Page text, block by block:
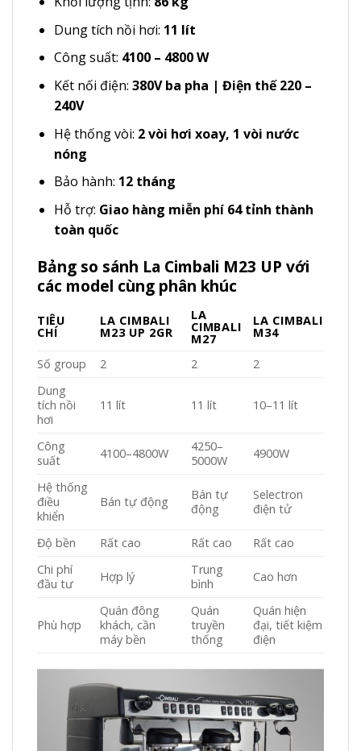
Dung tích nồi hơi: 11 lít
Công suất: 4100 – 4800 W
Kết nối điện: 380V ba pha | Điện thế 220 –
240V
Hệ thống vòi: 2 vòi hơi xoay, 1 vòi nước
nóng
Bảo hành: 12 tháng
Hỗ trợ: Giao hàng miễn phí 64 tỉnh thành
toàn quốc
Bảng so sánh La Cimbali M23 UP với
các model cùng phân khúc
TIÊU
CHÍ
LA CIMBALI
M23 UP 2GR
LA
CIMBALI
M27
LA CIMBALI
M34
Số group 2 2
2
Dung
tích nồi
hơi
11 lít 11 lít 10–11 lít
Công
suất
4100–4800W
4250–
5000W
4900W
Hệ thống
điều
khiển
Bán tự động
Bán tự
động
Selectron
điện tử
Độ bền Rất cao Rất cao
Rất cao
Chi phí
đầu tư
Hợp lý
Trung
bình
Cao hơn
Phù hợp
Quán đông
khách, cần
máy bền
Quán
truyền
thống
Quán hiện
đại, tiết kiệm
điện